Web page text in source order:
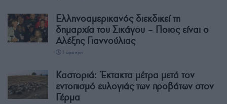
Ελληνοαμερικανός διεκδικεί τη
δημαρχία του Σικάγου – Ποιος είναι ο
Αλέξης Γιαννούλιας
1 ώρα πριν
Καστοριά: Έκτακτα μέτρα μετά τον
εντοπισμό ευλογιάς των προβάτων στον
Γέρμα